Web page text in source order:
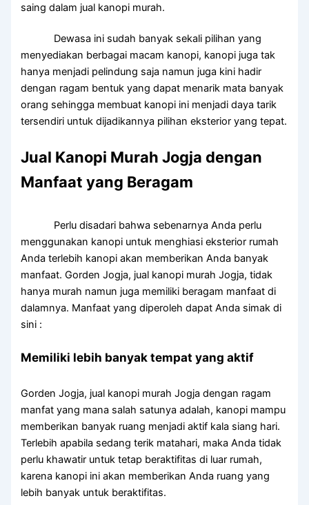
saing dalam jual kanopi murah.
Dewasa ini sudah banyak sekali pilihan yang
menyediakan berbagai macam kanopi, kanopi juga tak
hanya menjadi pelindung saja namun juga kini hadir
dengan ragam bentuk yang dapat menarik mata banyak
orang sehingga membuat kanopi ini menjadi daya tarik
tersendiri untuk dijadikannya pilihan eksterior yang tepat.
Jual Kanopi Murah Jogja dengan
Manfaat yang Beragam
Perlu disadari bahwa sebenarnya Anda perlu
menggunakan kanopi untuk menghiasi eksterior rumah
Anda terlebih kanopi akan memberikan Anda banyak
manfaat. Gorden Jogja, jual kanopi murah Jogja, tidak
hanya murah namun juga memiliki beragam manfaat di
dalamnya. Manfaat yang diperoleh dapat Anda simak di
sini :
Memiliki lebih banyak tempat yang aktif
Gorden Jogja, jual kanopi murah Jogja dengan ragam
manfat yang mana salah satunya adalah, kanopi mampu
memberikan banyak ruang menjadi aktif kala siang hari.
Terlebih apabila sedang terik matahari, maka Anda tidak
perlu khawatir untuk tetap beraktifitas di luar rumah,
karena kanopi ini akan memberikan Anda ruang yang
lebih banyak untuk beraktifitas.